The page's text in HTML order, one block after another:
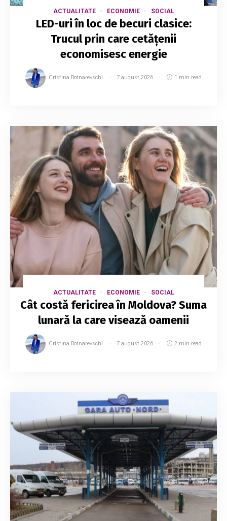
ACTUALITATE ECONOMIE SOCIAL
LED-uri în loc de becuri clasice:
Trucul prin care cetățenii
economisesc energie
Cristina Botnarevschi 7 august 2026 1 min read
ACTUALITATE ECONOMIE SOCIAL
Cât costă fericirea în Moldova? Suma
lunară la care visează oamenii
Cristina Botnarevschi 7 august 2026 2 min read